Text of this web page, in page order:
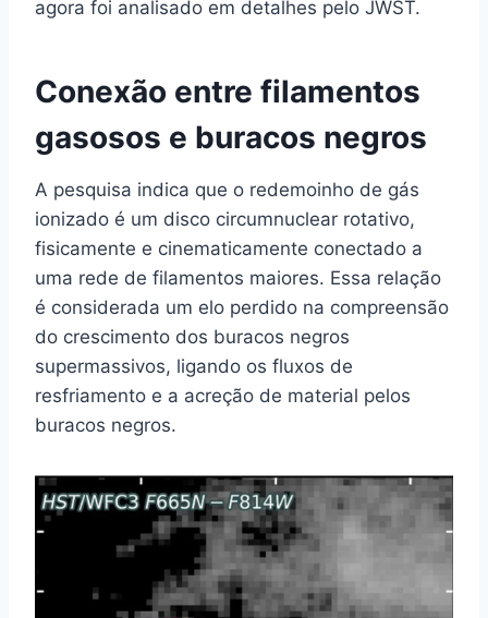
agora foi analisado em detalhes pelo JWST.
Conexão entre filamentos
gasosos e buracos negros
A pesquisa indica que o redemoinho de gás
ionizado é um disco circumnuclear rotativo,
fisicamente e cinematicamente conectado a
uma rede de filamentos maiores. Essa relação
é considerada um elo perdido na compreensão
do crescimento dos buracos negros
supermassivos, ligando os fluxos de
resfriamento e a acreção de material pelos
buracos negros.